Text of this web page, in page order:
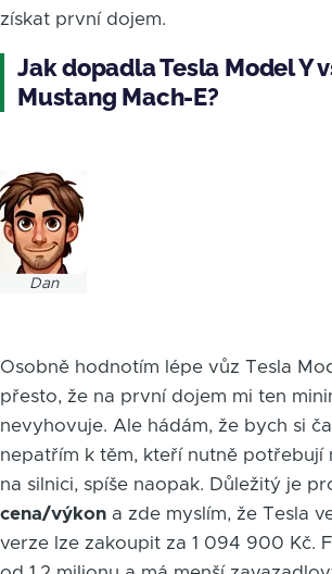
získat první dojem.
Jak dopadla Tesla Model Y
Mustang Mach-E?
Obrázek
Dan
Osobně hodnotím lépe vůz Tesla
přesto, že na první dojem mi ten
nevyhovuje. Ale hádám, že bych si
nepatřím k těm, kteří nutně potřebují
na silnici, spíše naopak. Důležitý je
cena/výkon a zde myslím, že Tesla
verze lze zakoupit za 1 094 900 Kč.